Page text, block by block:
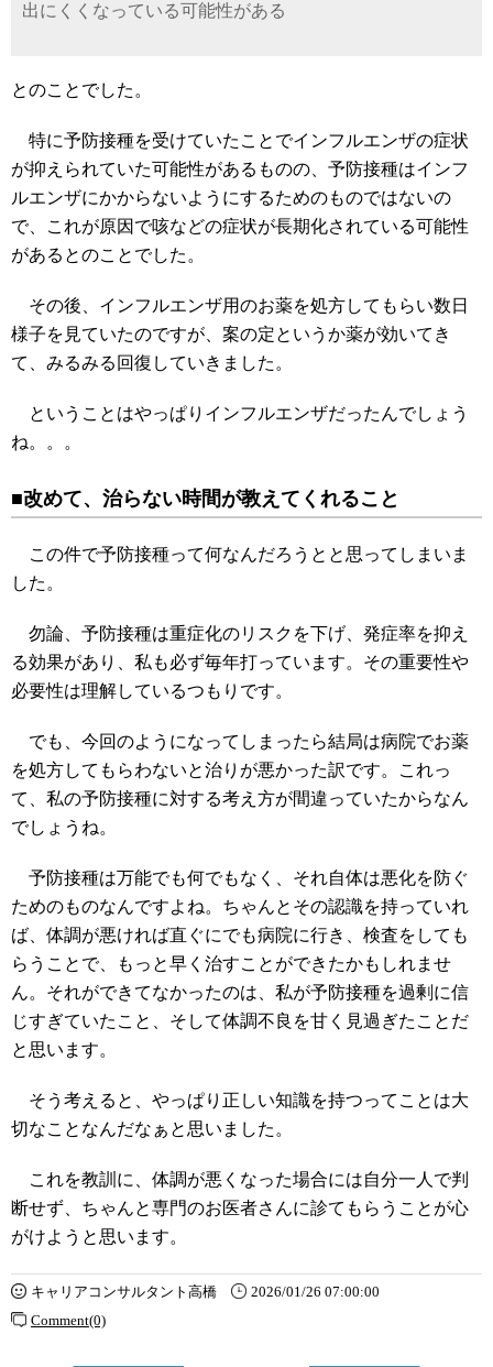
出にくくなっている可能性がある
とのことでした。
特に予防接種を受けていたことでインフルエンザの症状
が抑えられていた可能性があるものの、予防接種はインフ
ルエンザにかからないようにするためのものではないの
で、これが原因で咳などの症状が長期化されている可能性
があるとのことでした。
その後、インフルエンザ用のお薬を処方してもらい数日
様子を見ていたのですが、案の定というか薬が効いてき
て、みるみる回復していきました。
ということはやっぱりインフルエンザだったんでしょう
ね。。。
■改めて、治らない時間が教えてくれること
この件で予防接種って何なんだろうとと思ってしまいま
した。
勿論、予防接種は重症化のリスクを下げ、発症率を抑え
る効果があり、私も必ず毎年打っています。その重要性や
必要性は理解しているつもりです。
でも、今回のようになってしまったら結局は病院でお薬
を処方してもらわないと治りが悪かった訳です。これっ
て、私の予防接種に対する考え方が間違っていたからなん
でしょうね。
予防接種は万能でも何でもなく、それ自体は悪化を防ぐ
ためのものなんですよね。ちゃんとその認識を持っていれ
ば、体調が悪ければ直ぐにでも病院に行き、検査をしても
らうことで、もっと早く治すことができたかもしれませ
ん。それができてなかったのは、私が予防接種を過剰に信
じすぎていたこと、そして体調不良を甘く見過ぎたことだ
と思います。
そう考えると、やっぱり正しい知識を持つってことは大
切なことなんだなぁと思いました。
これを教訓に、体調が悪くなった場合には自分一人で判
断せず、ちゃんと専門のお医者さんに診てもらうことが心
がけようと思います。
キャリアコンサルタント高橋
2026/01/26 07:00:00
Comment(0)